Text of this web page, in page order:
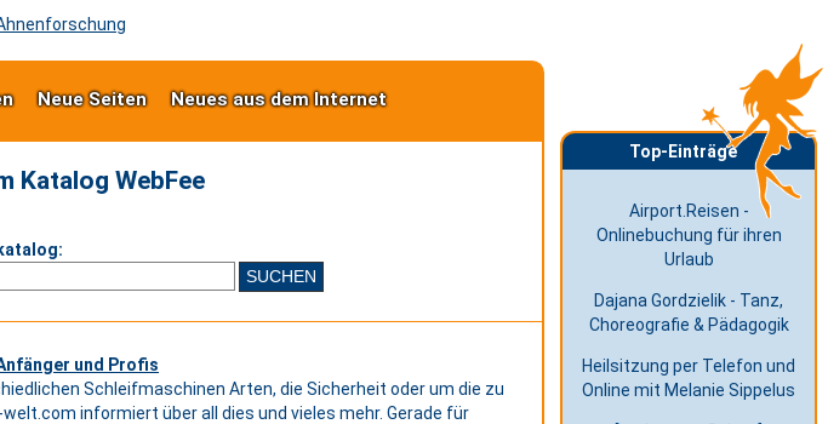
Neue Seiten Neues aus dem Internet
Katalog WebFee
und Profis
Schleifmaschinen Arten, die Sicherheit oder um die zu
informiert über all dies und vieles mehr. Gerade für
Top-Einträge
Airport.Reisen -
Onlinebuchung für ihren
Urlaub
Dajana Gordzielik - Tanz,
Choreografie & Pädagogik
Heilsitzung per Telefon und
Online mit Melanie Sippelus